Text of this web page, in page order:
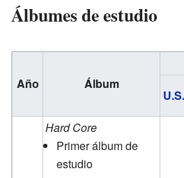
Álbumes de estudio
Año Álbum
U.S.
Hard Core
Primer álbum de
estudio